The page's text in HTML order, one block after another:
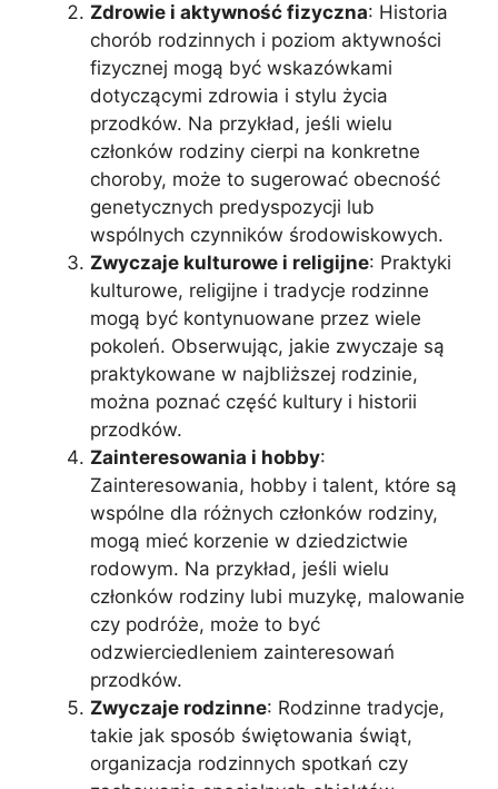
Zdrowie i aktywność fizyczna: Historia
chorób rodzinnych i poziom aktywności
fizycznej mogą być wskazówkami
dotyczącymi zdrowia i stylu życia
przodków. Na przykład, jeśli wielu
członków rodziny cierpi na konkretne
choroby, może to sugerować obecność
genetycznych predyspozycji lub
wspólnych czynników środowiskowych.
Zwyczaje kulturowe i religijne: Praktyki
kulturowe, religijne i tradycje rodzinne
mogą być kontynuowane przez wiele
pokoleń. Obserwując, jakie zwyczaje są
praktykowane w najbliższej rodzinie,
można poznać część kultury i historii
przodków.
Zainteresowania i hobby:
Zainteresowania, hobby i talent, które są
wspólne dla różnych członków rodziny,
mogą mieć korzenie w dziedzictwie
rodowym. Na przykład, jeśli wielu
członków rodziny lubi muzykę, malowanie
czy podróże, może to być
odzwierciedleniem zainteresowań
przodków.
Zwyczaje rodzinne: Rodzinne tradycje,
takie jak sposób świętowania świąt,
organizacja rodzinnych spotkań czy